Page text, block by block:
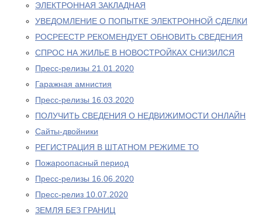
ЭЛЕКТРОННАЯ ЗАКЛАДНАЯ
УВЕДОМЛЕНИЕ О ПОПЫТКЕ ЭЛЕКТРОННОЙ СДЕЛКИ
РОСРЕЕСТР РЕКОМЕНДУЕТ ОБНОВИТЬ СВЕДЕНИЯ
СПРОС НА ЖИЛЬЕ В НОВОСТРОЙКАХ СНИЗИЛСЯ
Пресс-релизы 21.01.2020
Гаражная амнистия
Пресс-релизы 16.03.2020
ПОЛУЧИТЬ СВЕДЕНИЯ О НЕДВИЖИМОСТИ ОНЛАЙН
Сайты-двойники
РЕГИСТРАЦИЯ В ШТАТНОМ РЕЖИМЕ ТО
Пожароопасный период
Пресс-релизы 16.06.2020
Пресс-релиз 10.07.2020
ЗЕМЛЯ БЕЗ ГРАНИЦ